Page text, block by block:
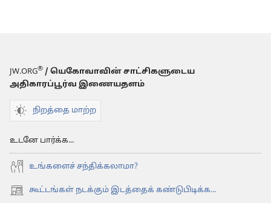
JW.ORG® / யெகோவாவின் சாட்சிகளுடைய
அதிகாரப்பூர்வ இணையதளம்
நிறத்தை மாற்ற
உடனே பார்க்க...
உங்களைச் சந்திக்கலாமா?
கூட்டங்கள் நடக்கும் இடத்தைக் கண்டுபிடிக்க...
(opens